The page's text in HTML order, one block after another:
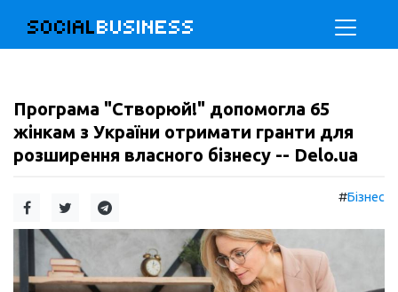
SOCIALBUSINESS
Програма "Створюй!" допомогла 65
жінкам з України отримати гранти для
розширення власного бізнесу -- Delo.ua
#Бізнес